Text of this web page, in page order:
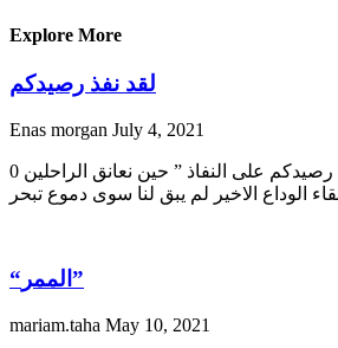
Explore More
لقد نفذ رصيدكم
Enas morgan July 4, 2021
0 الحلقه الاولى “قد اوشك رصيدكم على النفاذ ” حين نعانق الراحلين
الوداع الاخير لم يبق لنا سوى دموع تبحر
“الممر”
mariam.taha May 10, 2021